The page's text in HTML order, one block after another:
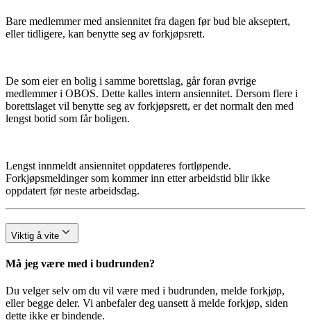
Bare medlemmer med ansiennitet fra dagen før bud ble akseptert,
eller tidligere, kan benytte seg av forkjøpsrett.
De som eier en bolig i samme borettslag, går foran øvrige
medlemmer i OBOS. Dette kalles intern ansiennitet. Dersom flere i
borettslaget vil benytte seg av forkjøpsrett, er det normalt den med
lengst botid som får boligen.
Lengst innmeldt ansiennitet oppdateres fortløpende.
Forkjøpsmeldinger som kommer inn etter arbeidstid blir ikke
oppdatert før neste arbeidsdag.
Viktig å vite
Må jeg være med i budrunden?
Du velger selv om du vil være med i budrunden, melde forkjøp,
eller begge deler. Vi anbefaler deg uansett å melde forkjøp, siden
dette ikke er bindende.